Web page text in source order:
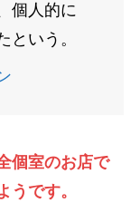
個人的に
という。
個室のお店で
うです。